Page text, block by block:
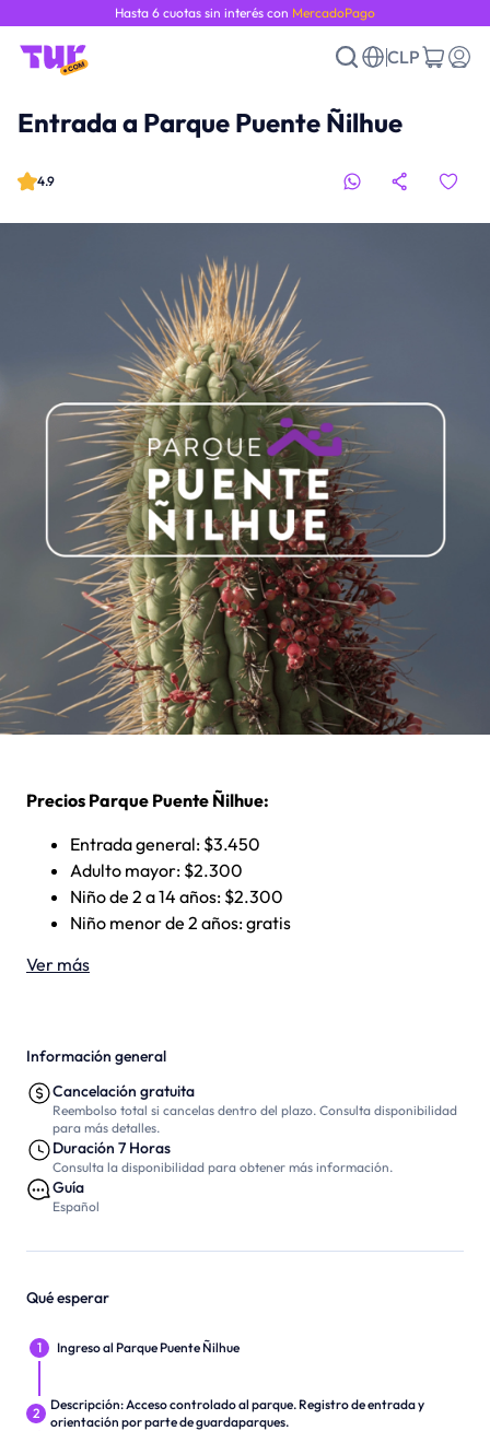
Hasta 6 cuotas sin interés con MercadoPago
CLP
Entrada a Parque Puente Ñilhue
4.9
Precios Parque Puente Ñilhue:
Entrada general: $3.450
Adulto mayor: $2.300
Niño de 2 a 14 años: $2.300
Niño menor de 2 años: gratis
Ver más
Información general
Cancelación gratuita
Reembolso total si cancelas dentro del plazo. Consulta disponibilidad
para más detalles.
Duración 7 Horas
Consulta la disponibilidad para obtener más información.
Guía
Español
Qué esperar
1 Ingreso al Parque Puente Ñilhue
2
Descripción: Acceso controlado al parque. Registro de entrada y
orientación por parte de guardaparques.